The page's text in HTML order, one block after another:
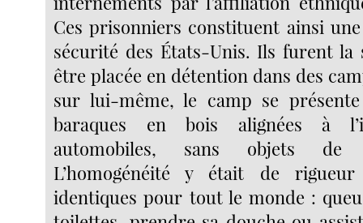
Ces prisonniers constituent ainsi
sécurité des États-Unis. Ils furent la
être placée en détention dans des
sur lui-même, le camp se
baraques en bois alignées à
automobiles, sans objets de
L’homogénéité y était de
identiques pour tout le monde :